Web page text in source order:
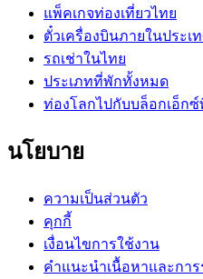
แพ็คเกจท่องเที่ยวไทย
ตั๋วเครื่องบินภายในประเ
รถเช่าในไทย
ประเภทที่พักทั้งหมด
ท่องโลกไปกับบล็อกเอ็กซ์
นโยบาย
ความเป็นส่วนตัว
คุกกี้
เงื่อนไขการใช้งาน
คำแนะนำเนื้อหาและการ